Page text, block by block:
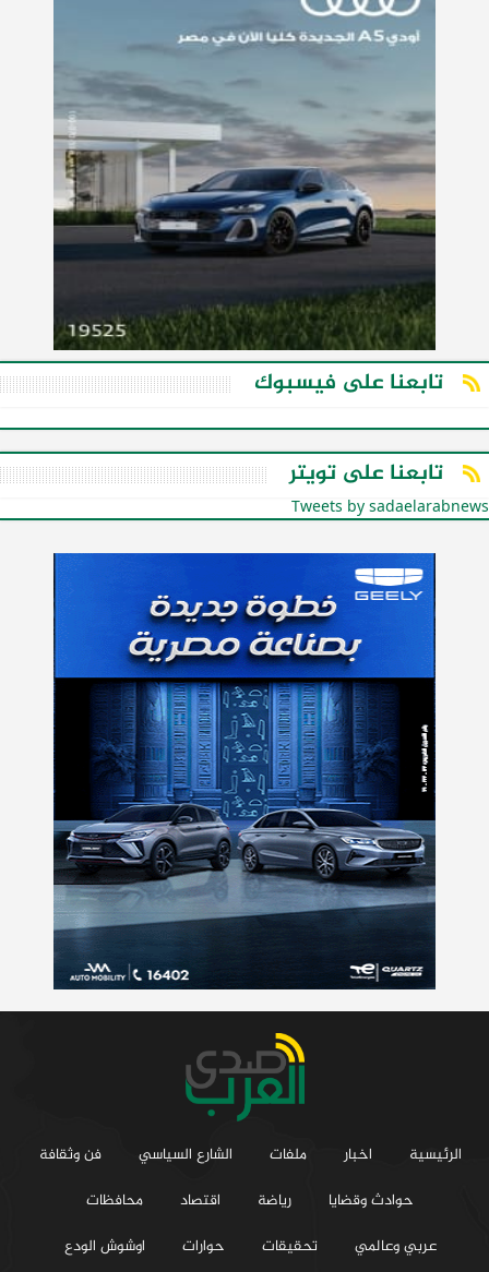
تابعنا على فيسبوك
تابعنا على تويتر
Tweets by sadaelarabnews
الرئيسية اخبار ملفات الشارع السياسي
فن وثقافة
حوادث وقضايا
رياضة اقتصاد
محافظات
عربي وعالمي
تحقيقات حوارات اوشوش الودع